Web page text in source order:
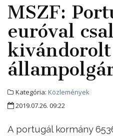
MSZF:
euróval
kivándorolt
Kategória: Közlemények
2019.07.26. 09:22
A portugál kormány